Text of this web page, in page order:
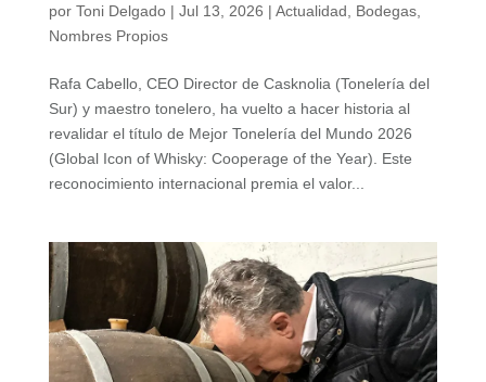
por Toni Delgado| Jul 13, 2026 | Actualidad Bodegas,
Nombres Propios
Rafa Cabello, CEO Director de Casknolia (Tonelería del
Sur) y maestro tonelero, ha vuelto a hacer historia al
revalidar el título de Mejor Tonelería del Mundo 2026
(Global Icon of Whisky: Cooperage of the Year). Este
reconocimiento internacional premia el valor...